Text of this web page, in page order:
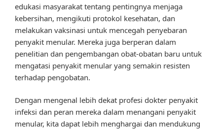
edukasi masyarakat tentang pentingnya menjaga
kebersihan, mengikuti protokol kesehatan, dan
melakukan vaksinasi untuk mencegah penyebaran
penyakit menular. Mereka juga berperan dalam
penelitian dan pengembangan obat-obatan baru untuk
mengatasi penyakit menular yang semakin resisten
terhadap pengobatan.
Dengan mengenal lebih dekat profesi dokter penyakit
infeksi dan peran mereka dalam menangani penyakit
menular, kita dapat lebih menghargai dan mendukung